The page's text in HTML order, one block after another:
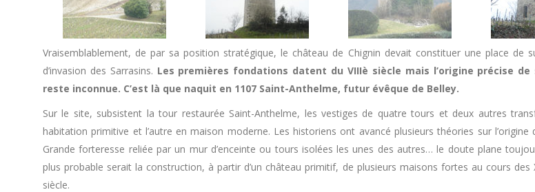
Vraisemblablement, de par sa position stratégique, le château de Chignin devait constituer une place de
d’invasion des Sarrasins. Les premières fondations datent du VIIIè siècle mais l’origine précise
reste inconnue. C’est là que naquit en 1107 Saint-Anthelme, futur évêque de Belley.
Sur le site, subsistent la tour restaurée Saint-Anthelme, les vestiges de quatre tours et deux autres
habitation primitive et l’autre en maison moderne. Les historiens ont avancé plusieurs théories sur l’origine
Grande forteresse reliée par un mur d’enceinte ou tours isolées les unes des autres… le doute plane
plus probable serait la construction, à partir d’un château primitif, de plusieurs maisons fortes au cours des
siècle.